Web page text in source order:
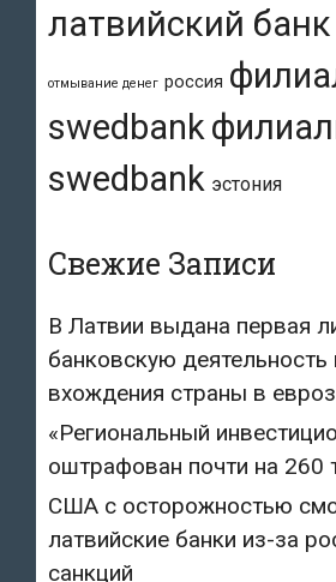
латвийский банк
отмывание денег россия
swedbank
swedbank эстония
Свежие Записи
В Латвии выдана первая
банковскую деятельность
вхождения страны в
«Региональный
оштрафован почти на 260
США с осторожностью
латвийские банки из-за
санкций